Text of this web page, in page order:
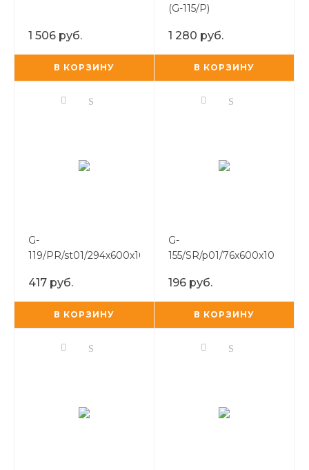
1 506 руб.
В КОРЗИНУ
(G-115/P)
1 280 руб.
В КОРЗИНУ
G-
119/PR/st01/294x600x10
417 руб.
В КОРЗИНУ
G-
155/SR/p01/76x600x10
196 руб.
В КОРЗИНУ